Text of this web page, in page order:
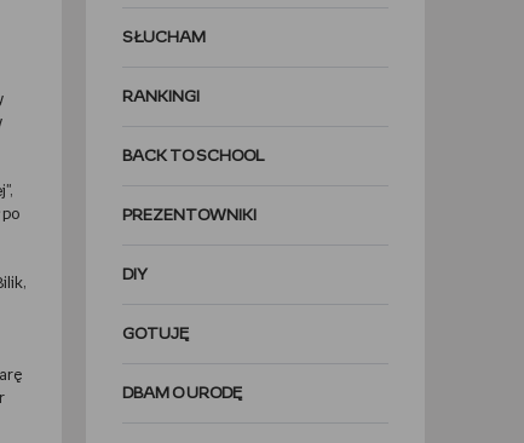
SŁUCHAM
RANKINGI
BACK TO SCHOOL
PREZENTOWNIKI
DIY
GOTUJĘ
DBAM O URODĘ